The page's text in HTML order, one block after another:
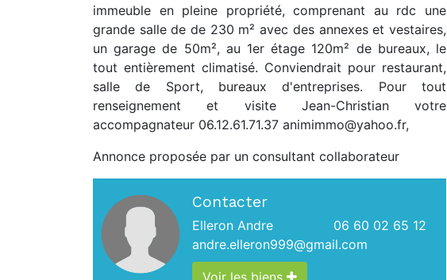
immeuble en pleine propriété, comprenant au rdc une
grande salle de de 230 m² avec des annexes et vestaires,
un garage de 50m², au 1er étage 120m² de bureaux, le
tout entièrement climatisé. Conviendrait pour restaurant,
salle de Sport, bureaux d'entreprises. Pour tout
renseignement et visite Jean-Christian votre
accompagnateur 06.12.61.71.37 animimmo@yahoo.fr,
Annonce proposée par un consultant collaborateur
Contacter
Elleron Andre
06 60 02 65 12
andre.elleron999@gmail.com
Voir les biens